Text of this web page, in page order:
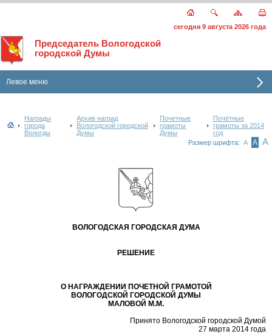
сегодня 9 августа 2026 года
Председатель Вологодской
городской Думы
Левое меню
Награды
города
Вологды
Архив наград
Вологодской городской
Думы
Почетные
грамоты
Думы
Почётные
грамоты за 2014
год
Размер шрифта: А А А
ВОЛОГОДСКАЯ ГОРОДСКАЯ ДУМА
РЕШЕНИЕ
О НАГРАЖДЕНИИ ПОЧЕТНОЙ ГРАМОТОЙ
ВОЛОГОДСКОЙ ГОРОДСКОЙ ДУМЫ
МАЛОВОЙ М.М.
Принято Вологодской городской Думой
27 марта 2014 года